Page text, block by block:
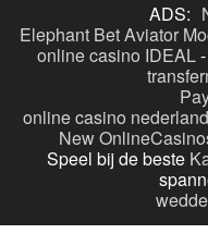
ADS:
Elephant Bet Aviator
online casino IDEAL-
online casino nederland
New
Speel bij de beste